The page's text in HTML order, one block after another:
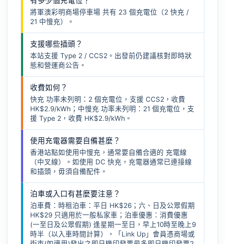
將軍澳彩明商場停車場 共有 23 個充電位（2 快充 /
21 中慢充）。
支援哪些插頭？
本站支援 Type 2 / CCS2。出發前仍建議核對即時狀
態和營運商公告。
收費如何？
快充 功率未列明：2 個充電位，支援 CCS2，收費
HK$2.9/kWh；中慢充 功率未列明：21 個充電位，支
援 Type 2，收費 HK$2.9/kWh。
使用充電器需要自備甚麼？
香港站點如使用中慢充，通常要自備合適的 充電線
（中叉線）
。如使用 DC 快充，充電器通常已連接線
和插頭，毋須自備配件。
泊車或入口有甚麼要注意？
泊車費：時租泊車：平日 HK$26；六、日及公眾假期
HK$29 只適用於一般私家車；泊車優惠：消費優惠
(一至日及公眾假期) 逢星期一至日，早上10時至晚上9
時半（以入車時間計算），「Link Up」會員憑商場或